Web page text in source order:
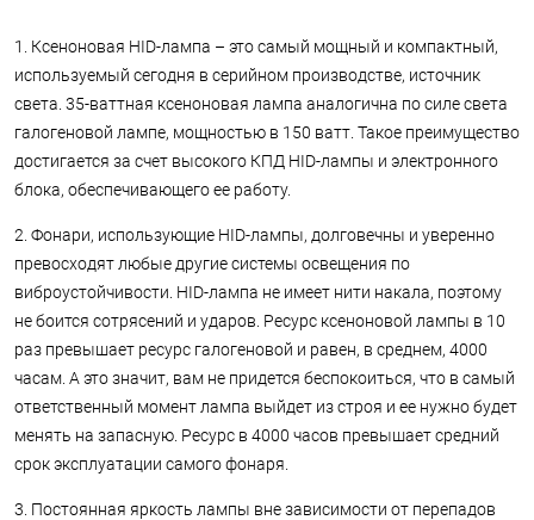
1. Ксеноновая HID-лампа – это самый мощный и компактный,
используемый сегодня в серийном производстве, источник
света. 35-ваттная ксеноновая лампа аналогична по силе света
галогеновой лампе, мощностью в 150 ватт. Такое преимущество
достигается за счет высокого КПД HID-лампы и электронного
блока, обеспечивающего ее работу.
2. Фонари, использующие HID-лампы, долговечны и уверенно
превосходят любые другие системы освещения по
виброустойчивости. HID-лампа не имеет нити накала, поэтому
не боится сотрясений и ударов. Ресурс ксеноновой лампы в 10
раз превышает ресурс галогеновой и равен, в среднем, 4000
часам. А это значит, вам не придется беспокоиться, что в самый
ответственный момент лампа выйдет из строя и ее нужно будет
менять на запасную. Ресурс в 4000 часов превышает средний
срок эксплуатации самого фонаря.
3. Постоянная яркость лампы вне зависимости от перепадов